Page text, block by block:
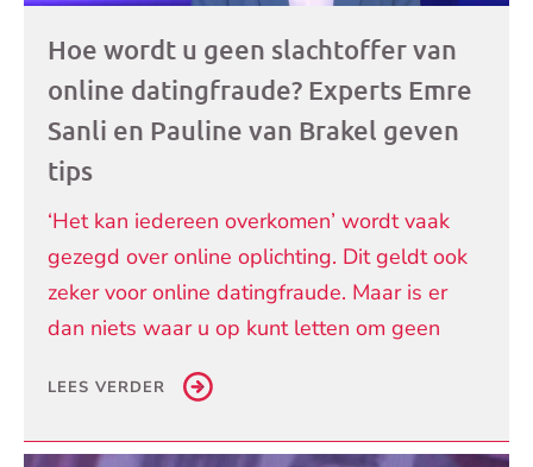
Hoe wordt u geen slachtoffer van
online datingfraude? Experts Emre
Sanli en Pauline van Brakel geven
tips
‘Het kan iedereen overkomen’ wordt vaak
gezegd over online oplichting. Dit geldt ook
zeker voor online datingfraude. Maar is er
dan niets waar u op kunt letten om geen
LEES VERDER